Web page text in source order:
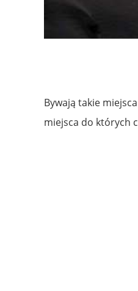
Bywają takie
miejsca do których